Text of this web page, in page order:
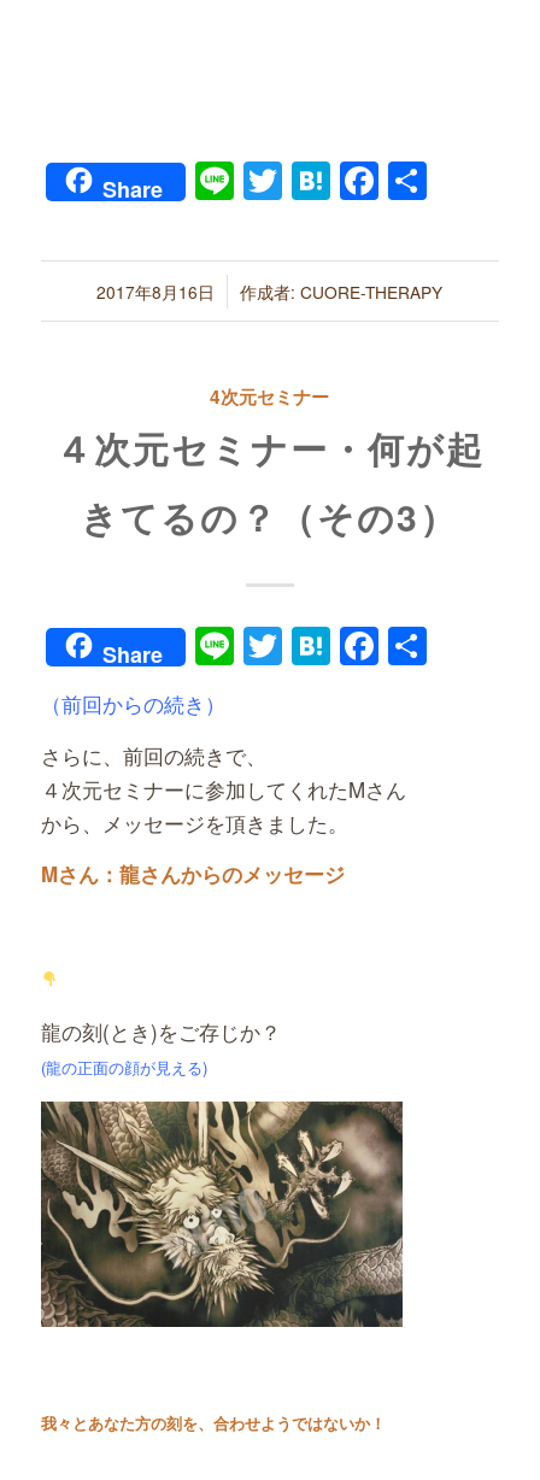
Share LineTwitter
Hatena共
2017年8月16日
/ 作成者:CUORE-THERAPY
4次元セミナー
４次元セミナー・何が起
きてるの？（その3）
Share LineTwitter
Hatena共
（前回からの続き）
さらに、前回の続きで、
４次元セミナーに参加してくれたMさん
から、メッセージを頂きました。
Mさん： 龍さんからのメッセージ
龍の刻(とき)をご存じか？
(龍の正面の顔が見える)
我々とあなた方の刻を、合わせようではないか！